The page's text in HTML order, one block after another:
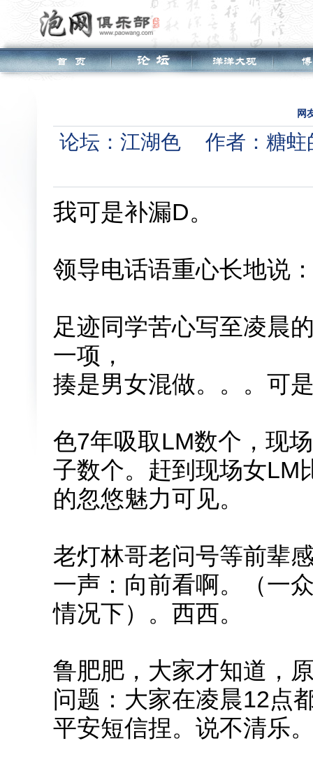
网
论坛： 江湖色 作者：糖蛀
我可是补漏D。
领导电话语重心长地说
足迹同学苦心写至凌晨
一项，
揍是男女混做。。。可
色7年吸取LM数个，现
子数个。赶到现场女LM
的忽悠魅力可见。
老灯林哥老问号等前辈
一声：向前看啊。（一
情况下）。西西。
鲁肥肥，大家才知道，
问题：大家在凌晨12点
平安短信捏。说不清乐